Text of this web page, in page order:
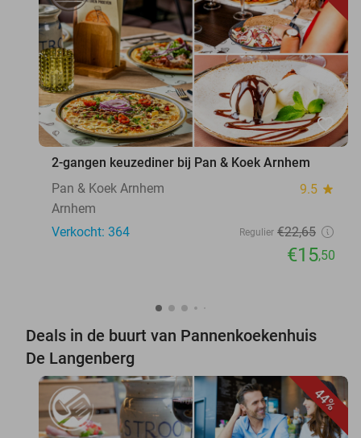
favorite_border
2-gangen keuzediner bij Pan & Koek Arnhem
Pan & Koek Arnhem
9.5 star
Arnhem
Verkocht: 364
Regulier €22,65
€15,50
Deals in de buurt van Pannenkoekenhuis
De Langenberg
44%